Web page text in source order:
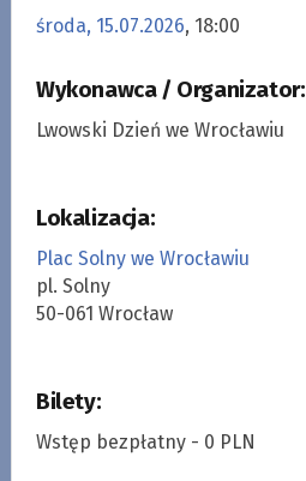
środa, 15.07.2026, 18:00
Wykonawca / Organizator:
Lwowski Dzień we Wrocławiu
Lokalizacja:
Plac Solny we Wrocławiu
pl. Solny
50-061 Wrocław
Bilety:
Wstęp bezpłatny - 0 PLN